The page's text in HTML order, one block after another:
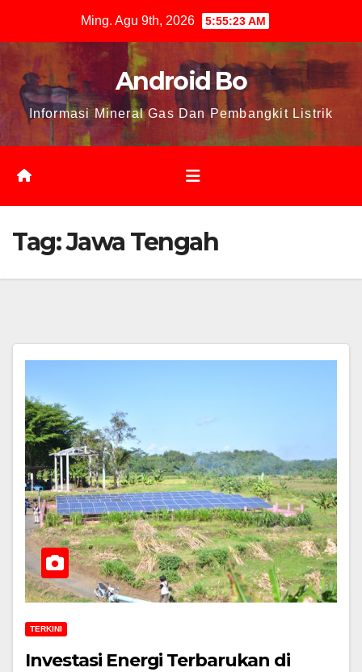
content
Ming. Agu 9th, 2026 5:55:23 AM
Android Bo
Informasi Mineral Gas Dan Pembangkit Listrik
Tag:Jawa Tengah
TERKINI
Investasi Energi Terbarukan di